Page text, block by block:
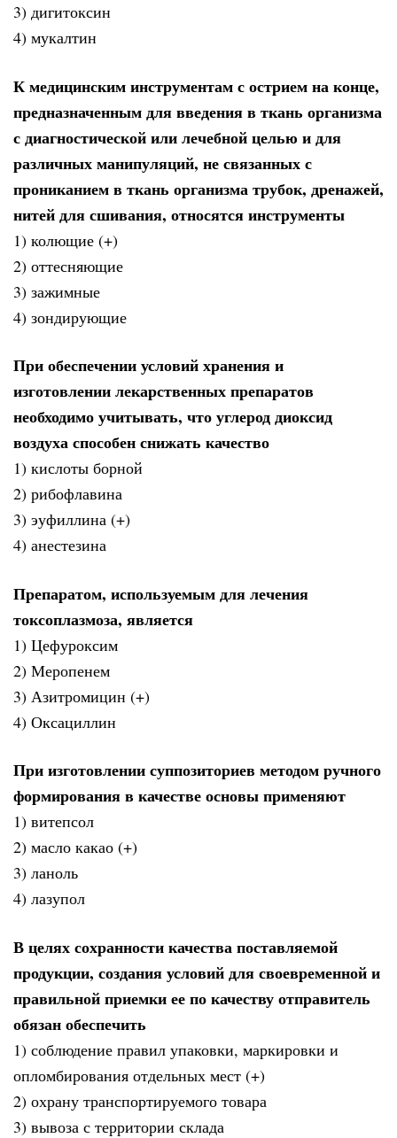
3) дигитоксин
4) мукалтин
К медицинским инструментам с острием на конце,
предназначенным для введения в ткань организма
с диагностической или лечебной целью и для
различных манипуляций, не связанных с
прониканием в ткань организма трубок, дренажей,
нитей для сшивания, относятся инструменты
1) колющие (+)
2) оттесняющие
3) зажимные
4) зондирующие
При обеспечении условий хранения и
изготовлении лекарственных препаратов
необходимо учитывать, что углерод диоксид
воздуха способен снижать качество
1) кислоты борной
2) рибофлавина
3) эуфиллина (+)
4) анестезина
Препаратом, используемым для лечения
токсоплазмоза, является
1) Цефуроксим
2) Меропенем
3) Азитромицин (+)
4) Оксациллин
При изготовлении суппозиториев методом ручного
формирования в качестве основы применяют
1) витепсол
2) масло какао (+)
3) ланоль
4) лазупол
В целях сохранности качества поставляемой
продукции, создания условий для своевременной и
правильной приемки ее по качеству отправитель
обязан обеспечить
1) соблюдение правил упаковки, маркировки и
опломбирования отдельных мест (+)
2) охрану транспортируемого товара
3) вывоза с территории склада